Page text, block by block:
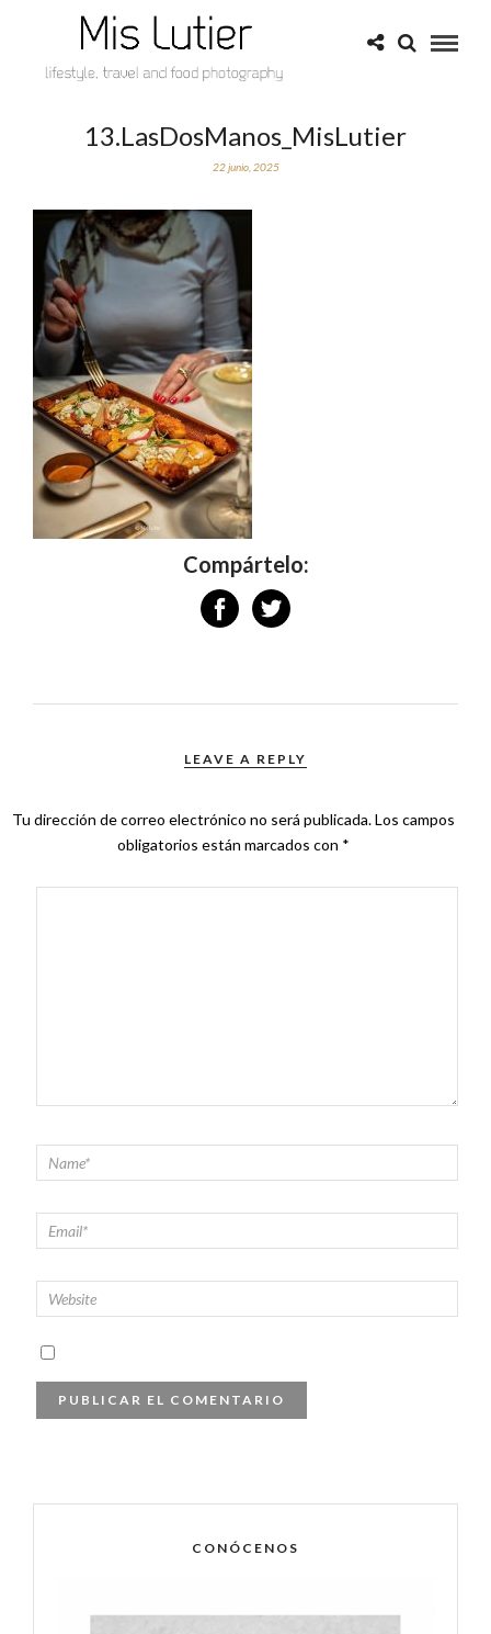
13.LasDosManos_MisLutier
22 junio, 2025
Compártelo:
LEAVE A REPLY
Tu dirección de correo electrónico no será publicada.Los campos
obligatorios están marcados con *
CONÓCENOS